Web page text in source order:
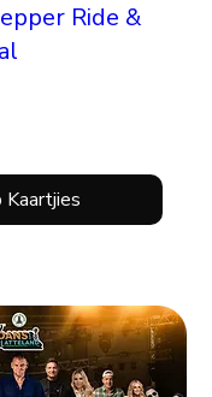
Ride &
Kaartjies